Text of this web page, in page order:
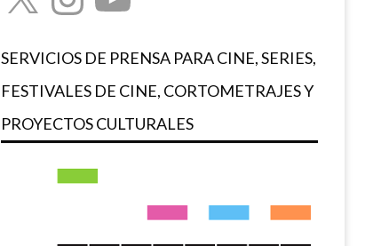
SERVICIOS DE PRENSA PARA CINE, SERIES,
FESTIVALES DE CINE, CORTOMETRAJES Y
PROYECTOS CULTURALES